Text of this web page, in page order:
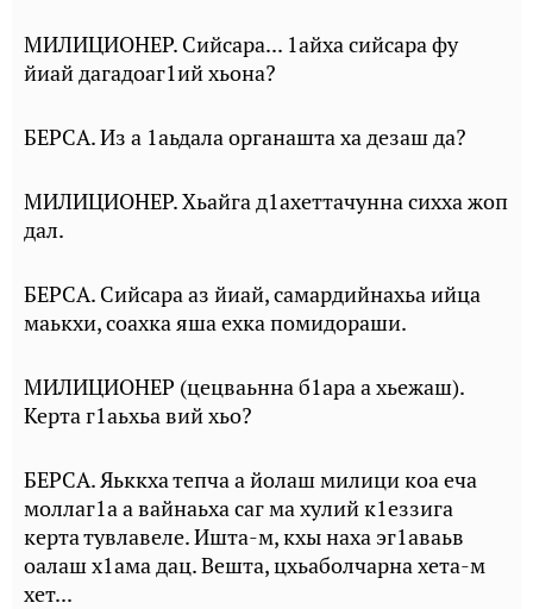
МИЛИЦИОНЕР. Сийсара... 1айха сийсара фу
йиай дагадоаг1ий хьона?
БЕРСА. Из а 1аьдала органашта ха дезаш да?
МИЛИЦИОНЕР. Хьайга д1ахеттачунна сихха жоп
дал.
БЕРСА. Сийсара аз йиай, самардийнахьа ийца
маькхи, соахка яша ехка помидораши.
МИЛИЦИОНЕР (цецваьнна б1ара а хьежаш).
Керта г1аьхьа вий хьо?
БЕРСА. Яьккха тепча а йолаш милици коа еча
моллаг1а а вайнаьха саг ма хулий к1еззига
керта тувлавеле. Ишта-м, кхы наха эг1аваьв
оалаш х1ама дац. Вешта, цхьаболчарна хета-м
хет...